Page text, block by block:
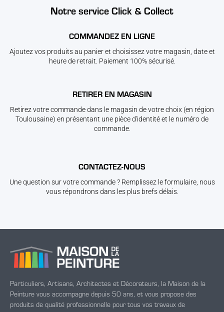
Notre service Click & Collect
COMMANDEZ EN LIGNE
Ajoutez vos produits au panier et choisissez votre magasin, date et
heure de retrait. Paiement 100% sécurisé.
RETIRER EN MAGASIN
Retirez votre commande dans le magasin de votre choix (en région
Toulousaine) en présentant une pièce d'identité et le numéro de
commande.
CONTACTEZ-NOUS
Une question sur votre commande ? Remplissez le formulaire, nous
vous répondrons dans les plus brefs délais.
Particuliers, Artisans, Architectes et Décorateurs, la Maison de la
Peinture vous accompagne depuis 50 ans, et vous propose des
produits de qualité professionnelle pour tous vos travaux de